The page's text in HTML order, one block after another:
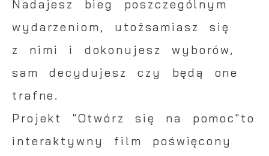
Nadajesz bieg poszczególnym
wydarzeniom, utożsamiasz się
z nimi i dokonujesz wyborów,
sam decydujesz czy będą one
trafne.
Projekt "Otwórz się na pomoc"to
interaktywny film poświęcony
Firmy te działają w charakterze
pośredników prezentujących nasze treści w
mediów społecznościowych.